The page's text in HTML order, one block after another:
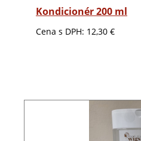
Detail
Kondicionér 200 ml
Cena s DPH: 12,30 €